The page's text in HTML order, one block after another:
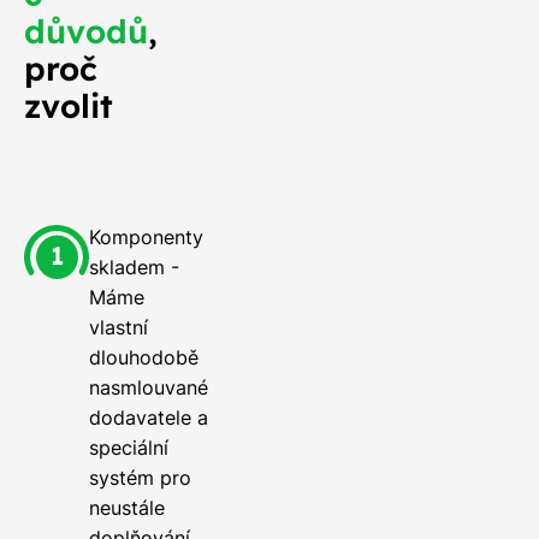
důvodů,
proč
zvolit
Komponenty
skladem -
Máme
vlastní
dlouhodobě
nasmlouvané
dodavatele a
speciální
systém pro
neustále